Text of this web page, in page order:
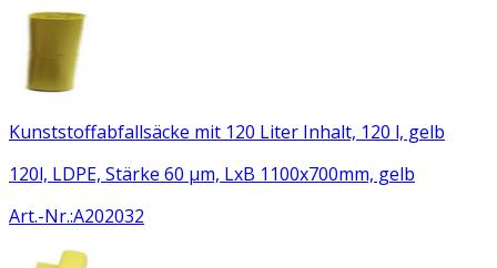
Kunststoffabfallsäcke mit 120 Liter Inhalt, 120 l, gelb
120l, LDPE, Stärke 60 µm, LxB 1100x700mm, gelb
Art.-Nr.:A202032